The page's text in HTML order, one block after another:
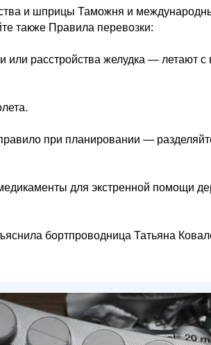
и шприцы Таможня и
также Правила перевозки:
или расстройства желудка — летают
при планировании —
для экстренной помощи
бортпроводница Татьяна